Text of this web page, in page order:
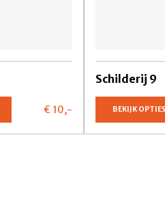
€ 10,-
Schilderij 9
BEKIJK OPTIES